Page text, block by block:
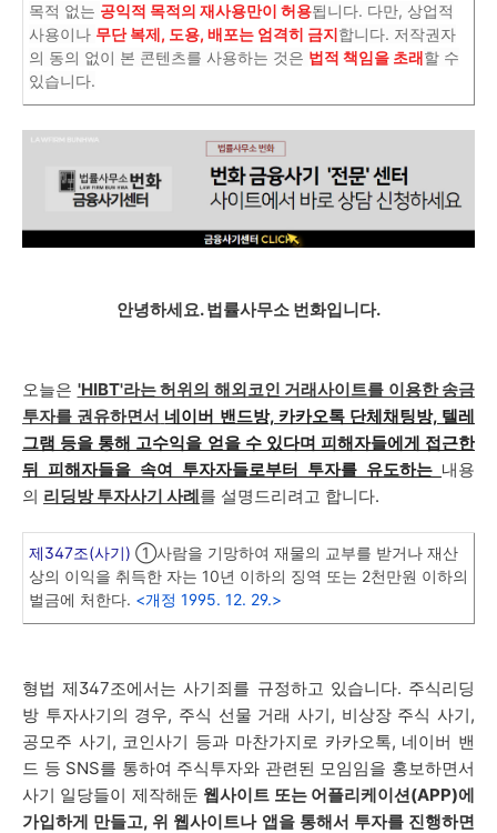
목적 없는 공익적 목적의 재사용만이 허용됩니다. 다만, 상업적
사용이나 무단 복제, 도용, 배포는 엄격히 금지합니다. 저작권자
의 동의 없이 본 콘텐츠를 사용하는 것은 법적 책임을 초래할 수
있습니다.
안녕하세요. 법률사무소 번화입니다.
오늘은 'HIBT'라는 허위의 해외코인 거래사이트를 이용한 송금
투자를 권유하면서 네이버 밴드방, 카카오톡 단체채팅방, 텔레
그램 등을 통해 고수익을 얻을 수 있다며 피해자들에게 접근한
뒤 피해자들을 속여 투자자들로부터 투자를 유도하는 내용
의 리딩방 투자사기 사례를 설명드리려고 합니다.
제347조(사기) ①사람을 기망하여 재물의 교부를 받거나 재산
상의 이익을 취득한 자는 10년 이하의 징역 또는 2천만원 이하의
벌금에 처한다. <개정 1995. 12. 29.>
형법 제347조에서는 사기죄를 규정하고 있습니다. 주식리딩
방 투자사기의 경우, 주식 선물 거래 사기, 비상장 주식 사기,
공모주 사기, 코인사기 등과 마찬가지로 카카오톡, 네이버 밴
드 등 SNS를 통하여 주식투자와 관련된 모임임을 홍보하면서
사기 일당들이 제작해둔 웹사이트 또는 어플리케이션(APP)에
가입하게 만들고, 위 웹사이트나 앱을 통해서 투자를 진행하면